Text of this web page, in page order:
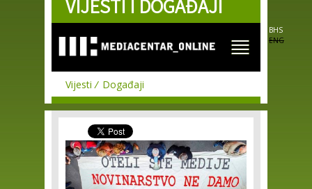
Skip to
main
VIJESTI I DOGAĐAJI
BHS
ENG
Vijesti Događaji